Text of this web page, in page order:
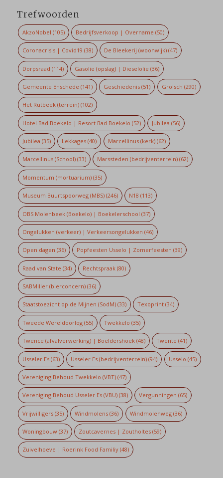
Trefwoorden
AkzoNobel (105) Bedrijfsverkoop | Overname (50)
Coronacrisis | Covid19 (38) De Bleekerij (woonwijk) (47)
Dorpsraad (114) Gasolie (opslag) | Dieselolie (36)
Gemeente Enschede (141) Geschiedenis (51) Grolsch (290)
Het Rutbeek (terrein)(102)
Hotel Bad Boekelo | Resort Bad Boekelo (52) Jubilea (56)
Jubilea (35) Lekkages (40) Marcellinus (kerk)(62)
Marcellinus (School)(33) Marssteden (bedrijventerrein) (62)
Momentum (mortuarium)(35)
Museum Buurtspoorweg (MBS)(246) N18 (113)
OBS Molenbeek (Boekelo) | Boekelerschool (37)
Ongelukken (verkeer) | Verkeersongelukken (46)
Open dagen (36) Popfeesten Usselo | Zomerfeesten (39)
Raad van State (34) Rechtspraak (80)
SABMiller (bierconcern)(36)
Staatstoezicht op de Mijnen (SodM)(33) Texoprint (34)
Tweede Wereldoorlog(55) Twekkelo (35)
Twence (afvalverwerking) | Boeldershoek(48) Twente (41)
Usseler Es(63) Usseler Es (bedrijventerrein) (94) Usselo (45)
Vereniging Behoud Twekkelo (VBT)(47)
Vereniging Behoud Usseler Es (VBU)(38) Vergunningen (65)
Vrijwilligers(35) Windmolens (36) Windmolenweg(36)
Woningbouw(37) Zoutcavernes | Zoutholtes (59)
Zuivelhoeve | Roerink Food Familiy(48)